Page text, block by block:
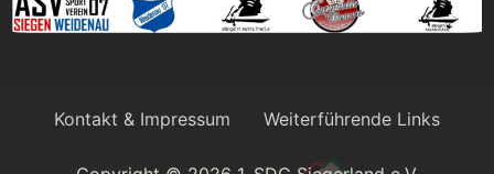
Kontakt & Impressum Weiterführende Links